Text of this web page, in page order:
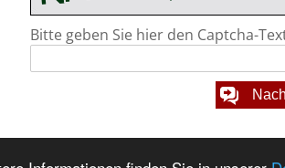
Bitte geben Sie hier den Captcha-